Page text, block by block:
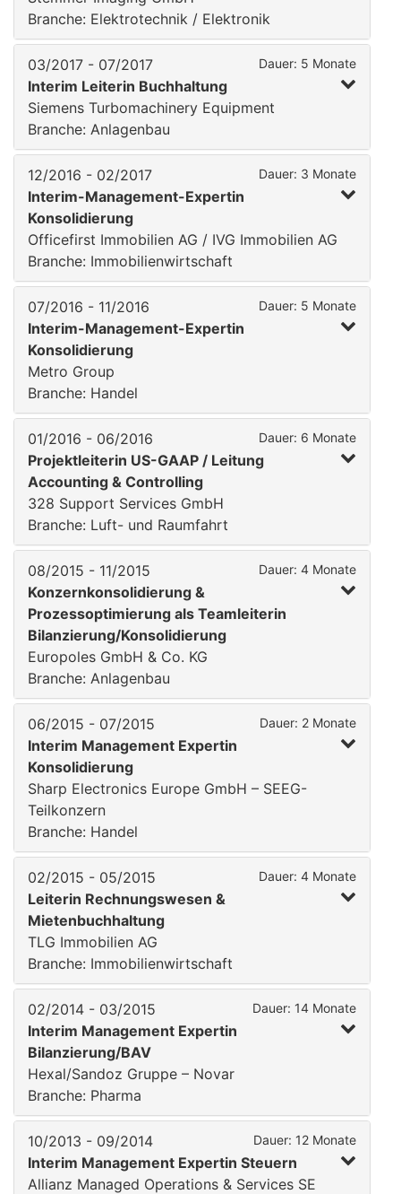
Branche: Elektrotechnik / Elektronik
03/2017 - 07/2017 Dauer: 5 Monate
Interim Leiterin Buchhaltung
Siemens Turbomachinery Equipment
Branche: Anlagenbau
12/2016 - 02/2017 Dauer: 3 Monate
Interim-Management-Expertin
Konsolidierung
Officefirst Immobilien AG / IVG Immobilien AG
Branche: Immobilienwirtschaft
07/2016 - 11/2016 Dauer: 5 Monate
Interim-Management-Expertin
Konsolidierung
Metro Group
Branche: Handel
01/2016 - 06/2016 Dauer: 6 Monate
Projektleiterin US-GAAP / Leitung
Accounting & Controlling
328 Support Services GmbH
Branche: Luft- und Raumfahrt
08/2015 - 11/2015 Dauer: 4 Monate
Konzernkonsolidierung &
Prozessoptimierung als Teamleiterin
Bilanzierung/Konsolidierung
Europoles GmbH & Co. KG
Branche: Anlagenbau
06/2015 - 07/2015 Dauer: 2 Monate
Interim Management Expertin
Konsolidierung
Sharp Electronics Europe GmbH – SEEG-
Teilkonzern
Branche: Handel
02/2015 - 05/2015 Dauer: 4 Monate
Leiterin Rechnungswesen &
Mietenbuchhaltung
TLG Immobilien AG
Branche: Immobilienwirtschaft
02/2014 - 03/2015 Dauer: 14 Monate
Interim Management Expertin
Bilanzierung/BAV
Hexal/Sandoz Gruppe – Novar
Branche: Pharma
10/2013 - 09/2014 Dauer: 12 Monate
Interim Management Expertin Steuern
Allianz Managed Operations & Services SE